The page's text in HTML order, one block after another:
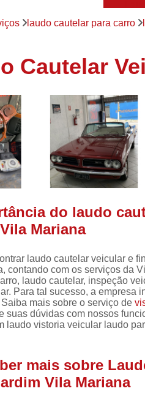
de
para
laudo cautelar para carro
Cautelar
do laudo
Mariana
laudo cautelar veicular e
contando com os serviços da
laudo cautelar, inspeção
Para tal sucesso, a empresa
mais sobre o serviço de
suas dúvidas com nossos
laudo vistoria veicular laudo
mais sobre
Vila Mariana